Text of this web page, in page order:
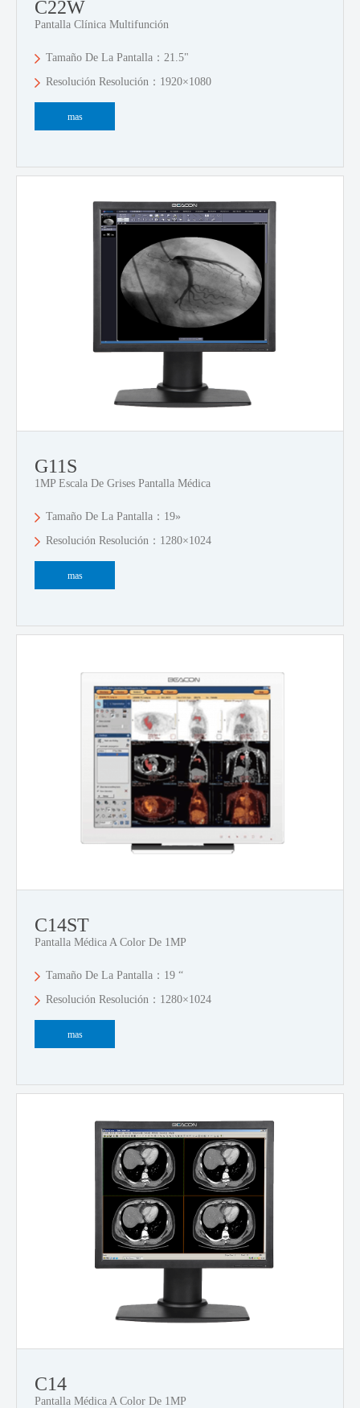
C22W
Pantalla Clínica Multifunción
Tamaño De La Pantalla：21.5"
Resolución Resolución：1920×1080
mas
G11S
1MP Escala De Grises Pantalla Médica
Tamaño De La Pantalla：19»
Resolución Resolución：1280×1024
mas
C14ST
Pantalla Médica A Color De 1MP
Tamaño De La Pantalla：19 “
Resolución Resolución：1280×1024
mas
C14
Pantalla Médica A Color De 1MP